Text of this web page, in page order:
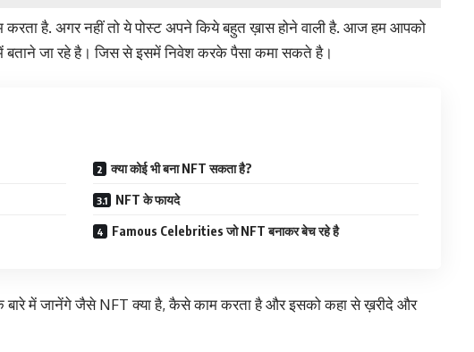
है. अगर नहीं तो ये पोस्ट अपने किये बहुत ख़ास होने वाली है. आज हम आपको
बताने जा रहे है। जिस से इसमें निवेश करके पैसा कमा सकते है।
क्या कोई भी बना NFT सकता है?
NFT के फायदे
Famous Celebrities जो NFT बनाकर बेच रहे है
में जानेंगे जैसे NFT क्या है, कैसे काम करता है और इसको कहा से ख़रीदे और